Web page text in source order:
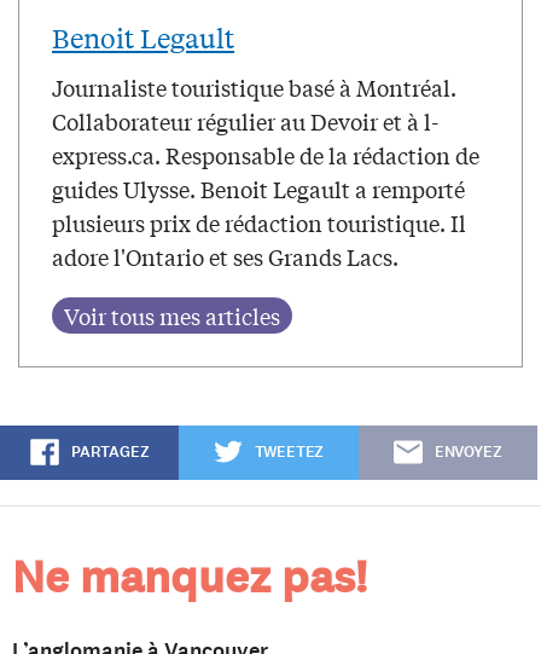
Benoit Legault
Journaliste touristique basé à Montréal.
Collaborateur régulier au Devoir et à l-
express.ca. Responsable de la rédaction de
guides Ulysse. Benoit Legault a remporté
plusieurs prix de rédaction touristique. Il
adore l'Ontario et ses Grands Lacs.
PARTAGEZ TWEETEZ ENVOYEZ
Ne manquez pas!